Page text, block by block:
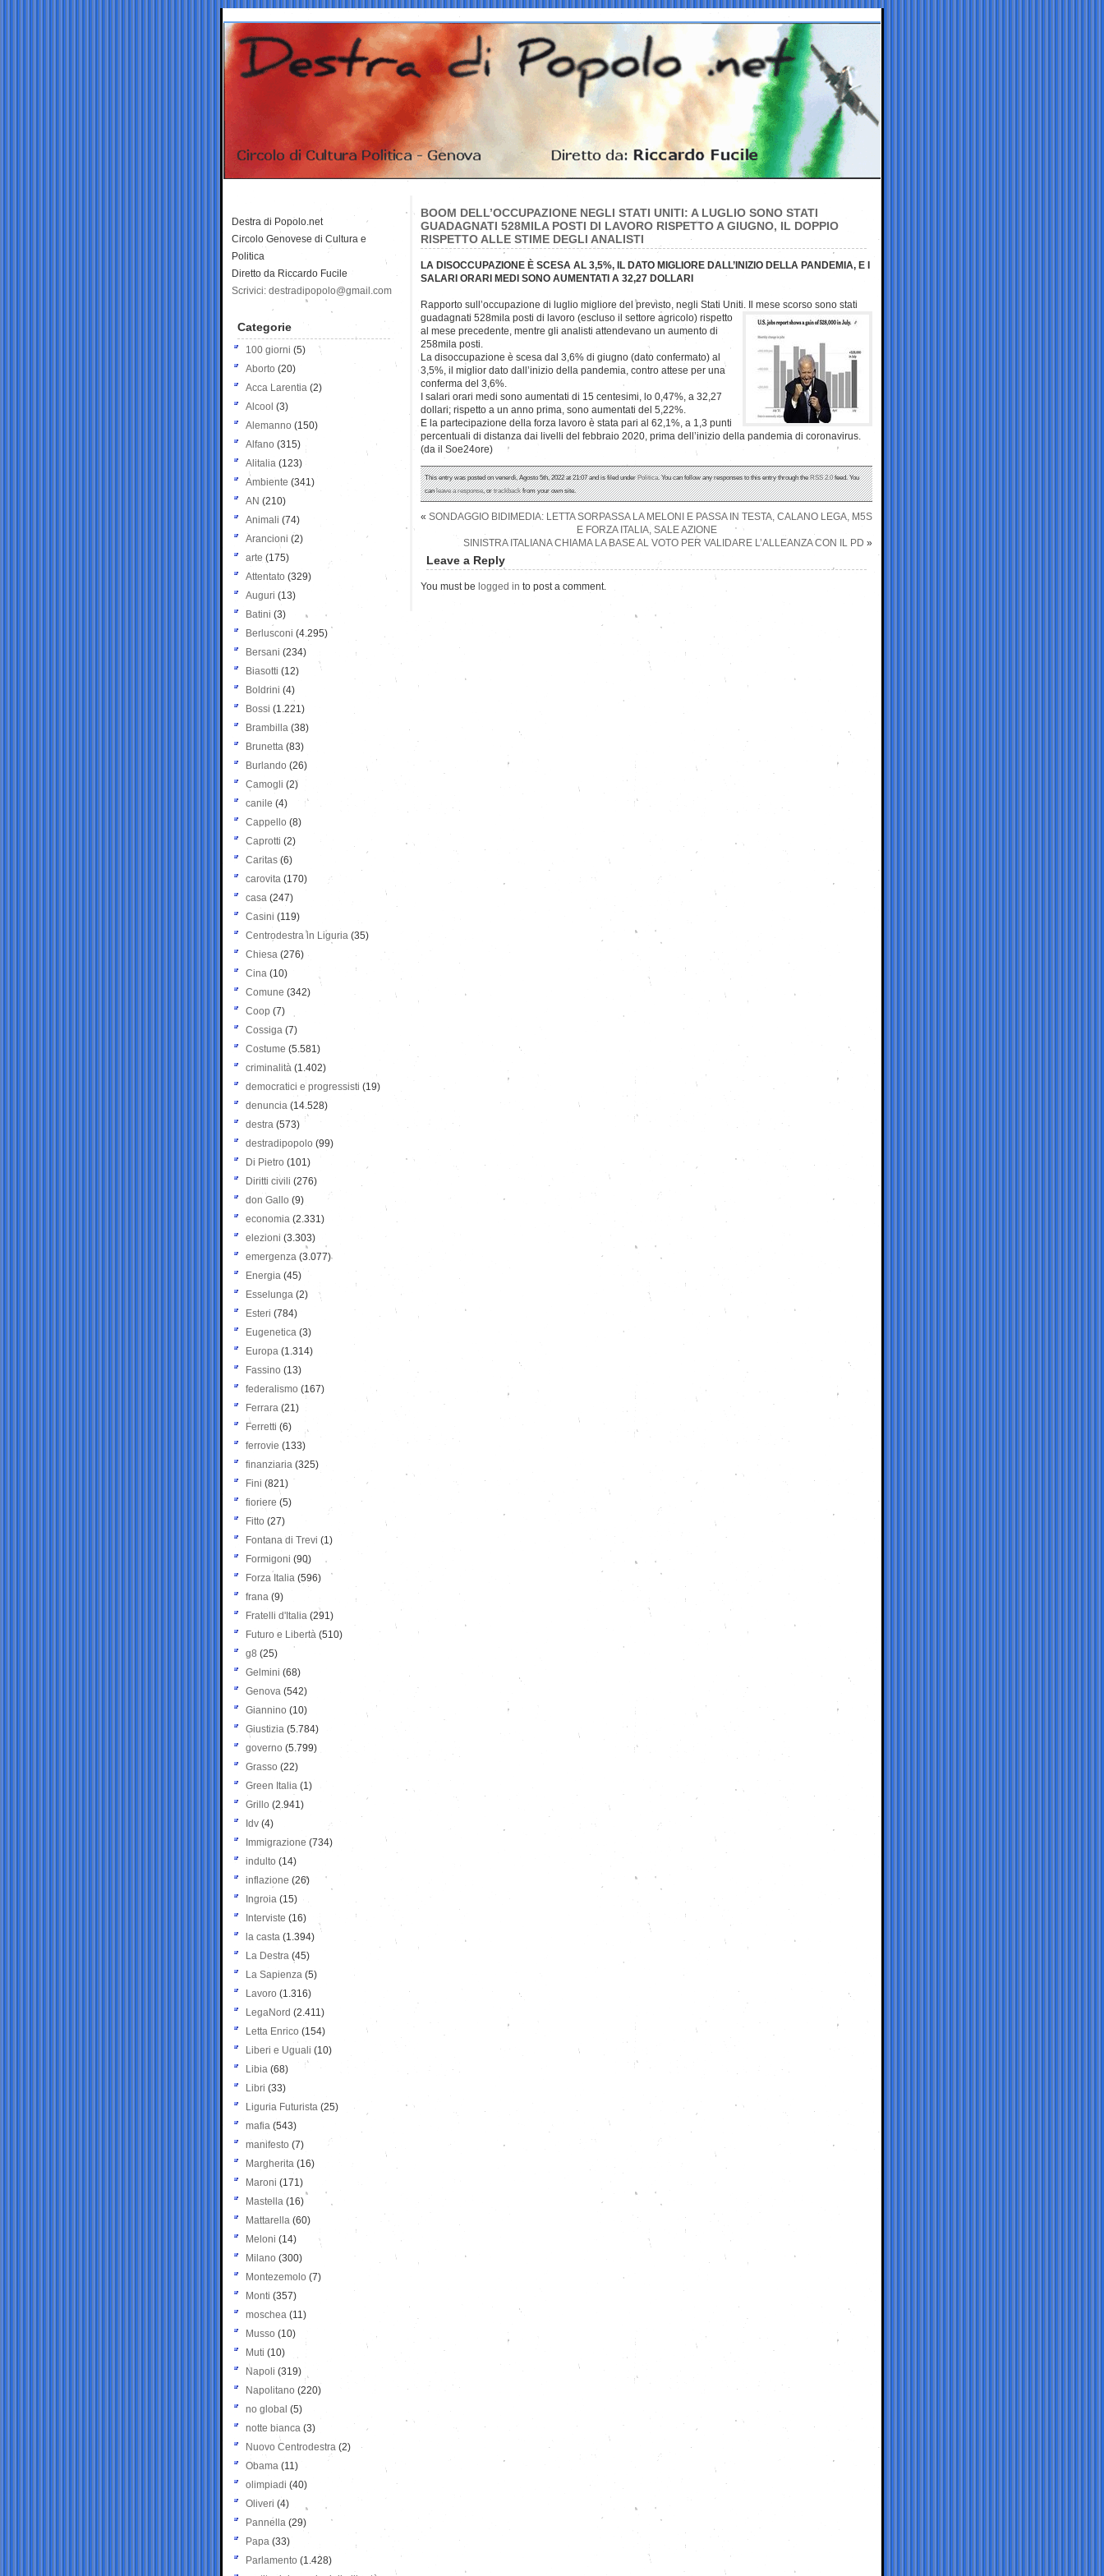
BOOM DELL’OCCUPAZIONE NEGLI STATI UNITI: A LUGLIO SONO STATI
GUADAGNATI 528MILA POSTI DI LAVORO RISPETTO A GIUGNO, IL DOPPIO
RISPETTO ALLE STIME DEGLI ANALISTI
LA DISOCCUPAZIONE È SCESA AL 3,5%, IL DATO MIGLIORE DALL’INIZIO DELLA PANDEMIA, E I
SALARI ORARI MEDI SONO AUMENTATI A 32,27 DOLLARI
Rapporto sull’occupazione di luglio migliore del previsto, negli Stati Uniti. Il mese scorso sono stati
guadagnati 528mila posti di lavoro (escluso il settore agricolo) rispetto
al mese precedente, mentre gli analisti attendevano un aumento di
258mila posti.
La disoccupazione è scesa dal 3,6% di giugno (dato confermato) al
3,5%, il miglior dato dall’inizio della pandemia, contro attese per una
conferma del 3,6%.
I salari orari medi sono aumentati di 15 centesimi, lo 0,47%, a 32,27
dollari; rispetto a un anno prima, sono aumentati del 5,22%.
E la partecipazione della forza lavoro è stata pari al 62,1%, a 1,3 punti
percentuali di distanza dai livelli del febbraio 2020, prima dell’inizio della pandemia di coronavirus.
(da il Soe24ore)
This entry was posted on venerdì, Agosto 5th, 2022 at 21:07 and is filed underPolitica. You can follow any responses to this entry through theRSS 2.0feed. You
canleave a response, ortrackbackfrom your own site.
« SONDAGGIO BIDIMEDIA: LETTA SORPASSA LA MELONI E PASSA IN TESTA, CALANO LEGA, M5S
E FORZA ITALIA, SALE AZIONE
SINISTRA ITALIANA CHIAMA LA BASE AL VOTO PER VALIDARE L’ALLEANZA CON IL PD »
Leave a Reply
You must be logged in to post a comment.
Destra di Popolo.net
Circolo Genovese di Cultura e
Politica
Diretto da Riccardo Fucile
Scrivici: destradipopolo@gmail.com
Categorie
100 giorni (5)
Aborto (20)
Acca Larentia (2)
Alcool (3)
Alemanno (150)
Alfano (315)
Alitalia (123)
Ambiente (341)
AN (210)
Animali (74)
Arancioni (2)
arte (175)
Attentato (329)
Auguri (13)
Batini (3)
Berlusconi (4.295)
Bersani (234)
Biasotti (12)
Boldrini (4)
Bossi (1.221)
Brambilla (38)
Brunetta (83)
Burlando (26)
Camogli (2)
canile (4)
Cappello (8)
Caprotti (2)
Caritas (6)
carovita (170)
casa (247)
Casini (119)
Centrodestra in Liguria (35)
Chiesa (276)
Cina (10)
Comune (342)
Coop (7)
Cossiga (7)
Costume (5.581)
criminalità (1.402)
democratici e progressisti (19)
denuncia (14.528)
destra (573)
destradipopolo (99)
Di Pietro (101)
Diritti civili (276)
don Gallo (9)
economia (2.331)
elezioni (3.303)
emergenza (3.077)
Energia (45)
Esselunga (2)
Esteri (784)
Eugenetica (3)
Europa (1.314)
Fassino (13)
federalismo (167)
Ferrara (21)
Ferretti (6)
ferrovie (133)
finanziaria (325)
Fini (821)
fioriere (5)
Fitto (27)
Fontana di Trevi (1)
Formigoni (90)
Forza Italia (596)
frana (9)
Fratelli d'Italia (291)
Futuro e Libertà (510)
g8 (25)
Gelmini (68)
Genova (542)
Giannino (10)
Giustizia (5.784)
governo (5.799)
Grasso (22)
Green Italia (1)
Grillo (2.941)
Idv (4)
Immigrazione (734)
indulto (14)
inflazione (26)
Ingroia (15)
Interviste (16)
la casta (1.394)
La Destra (45)
La Sapienza (5)
Lavoro (1.316)
LegaNord (2.411)
Letta Enrico (154)
Liberi e Uguali (10)
Libia (68)
Libri (33)
Liguria Futurista (25)
mafia (543)
manifesto (7)
Margherita (16)
Maroni (171)
Mastella (16)
Mattarella (60)
Meloni (14)
Milano (300)
Montezemolo (7)
Monti (357)
moschea (11)
Musso (10)
Muti (10)
Napoli (319)
Napolitano (220)
no global (5)
notte bianca (3)
Nuovo Centrodestra (2)
Obama (11)
olimpiadi (40)
Oliveri (4)
Pannella (29)
Papa (33)
Parlamento (1.428)